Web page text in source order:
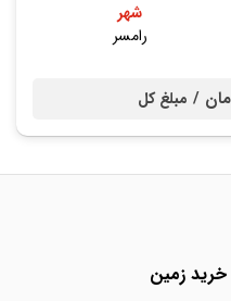
شهر
رامسر
مبلغ کل
خرید زمین